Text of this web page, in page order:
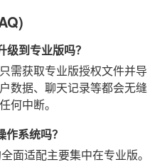
到专业版吗？
需获取专业版授权文件并导
数据、聊天记录等都会无缝
何中断。
系统吗？
面适配主要集中在专业版。